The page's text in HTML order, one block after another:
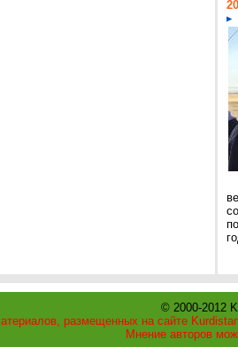
© 2000-2012
размещенных на сайте
Мнение авторов